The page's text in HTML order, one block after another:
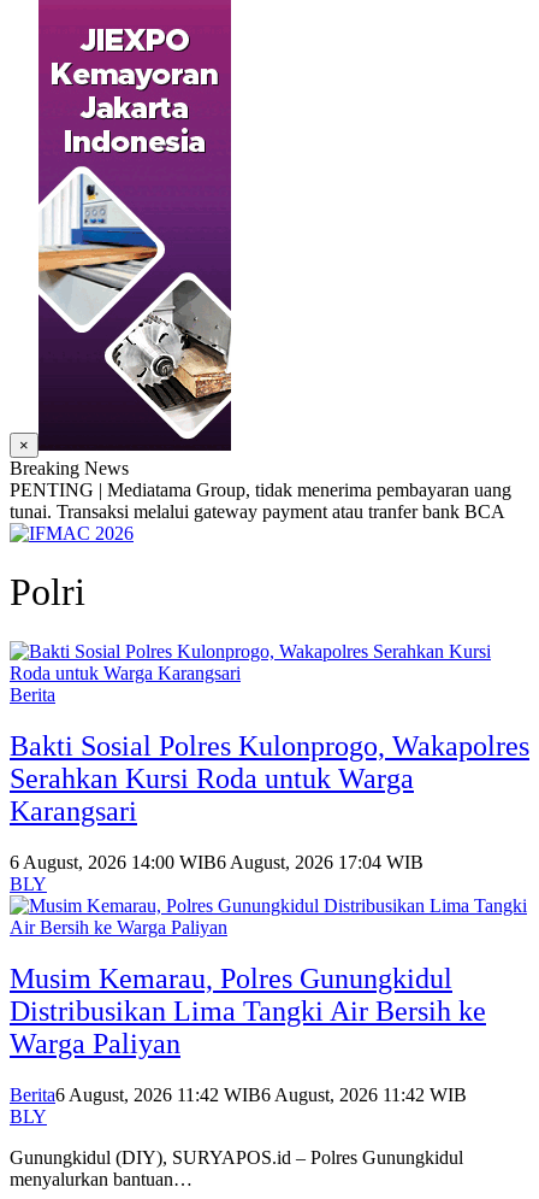
×
Breaking News
PENTING | Mediatama Group, tidak menerima pembayaran uang
tunai. Transaksi melalui gateway payment atau tranfer bank BCA
Polri
Berita
Bakti Sosial Polres Kulonprogo, Wakapolres
Serahkan Kursi Roda untuk Warga
Karangsari
6 August, 2026 14:00 WIB6 August, 2026 17:04 WIB
BLY
Musim Kemarau, Polres Gunungkidul
Distribusikan Lima Tangki Air Bersih ke
Warga Paliyan
Berita6 August, 2026 11:42 WIB6 August, 2026 11:42 WIB
BLY
Gunungkidul (DIY), SURYAPOS.id – Polres Gunungkidul
menyalurkan bantuan…